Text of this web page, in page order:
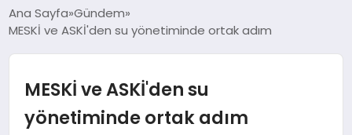
GÜNDEM
SPOR
Ana Sayfa Gündem
MESKİ ve ASKİ'den su yönetiminde ortak adım
MESKİ ve ASKİ'den su
yönetiminde ortak adım